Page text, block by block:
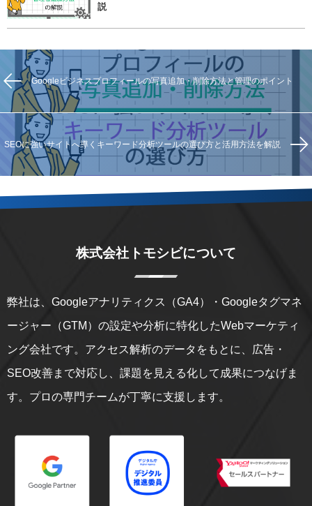
説
Googleビジネスプロフィールの写真追加・削除方法と管理のポイント
SEOに強いサイトへ導くキーワード分析ツールの選び方と活用方法を解説
株式会社トモシビについて
弊社は、Googleアナリティクス（GA4）・Googleタグマネ
ージャー（GTM）の設定や分析に特化したWebマーケティ
ング会社です。アクセス解析のデータをもとに、広告・
SEO改善まで対応し、課題を見える化して成果につなげま
す。プロの専門チームが丁寧に支援します。